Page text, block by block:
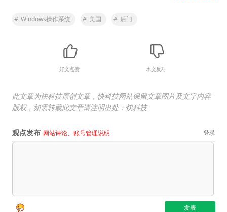
# Windows操作系统 # 美国 # 后门
好文点赞 水文反对
此文章为快科技原创文章，快科技网站保留文章图片及文字内容
版权，如需转载此文章请注明出处：快科技
观点发布 网站评论、账号管理说明 登录